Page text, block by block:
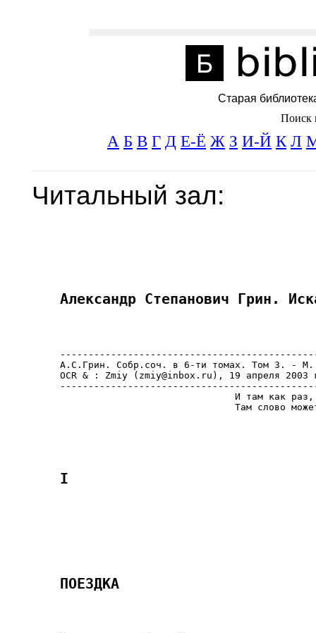
Старая
Поиск
А Б В Г Д Е-Ё Ж З И-Й К Л
Читальный зал:
А.С.Грин. Собр.соч. в 6-ти томах. Том 3. -
OCR & : Zmiy (zmiy@inbox.ru), 19 апреля 2003
И там как
Там слово